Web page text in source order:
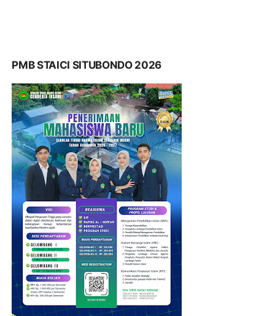
PMB STAICI SITUBONDO 2026